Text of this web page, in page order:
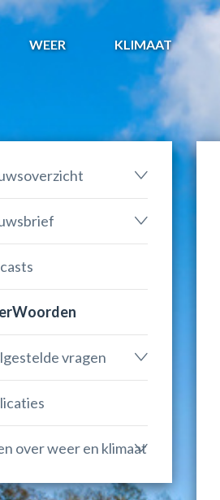
WEER KLIMAAT
vragen
over weer en klimaat